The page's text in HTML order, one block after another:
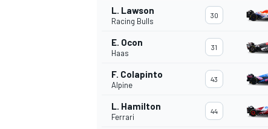
L. Lawson
Racing Bulls
30
E. Ocon
Haas
31
F. Colapinto
Alpine
43
L. Hamilton
Ferrari
44